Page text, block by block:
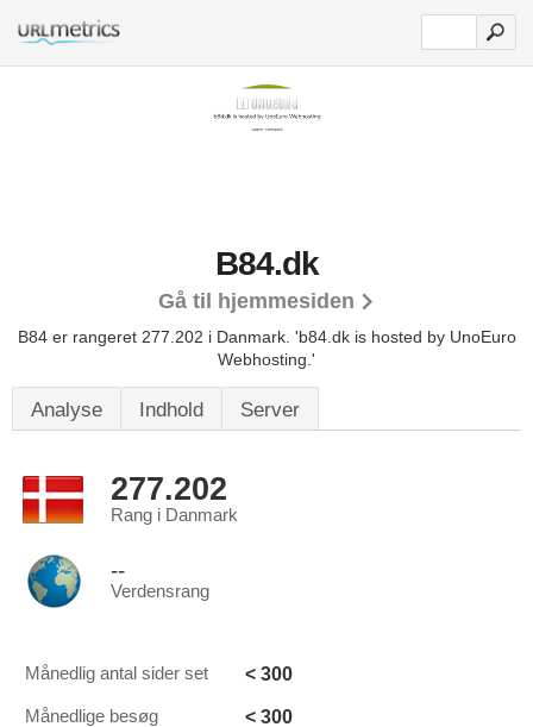
B84.dk
Gå til hjemmesiden
B84 er rangeret 277.202 i Danmark. 'b84.dk is hosted by UnoEuro
Webhosting.'
Analyse Indhold Server
277.202
Rang i Danmark
--
Verdensrang
Månedlig antal sider set < 300
Månedlige besøg < 300